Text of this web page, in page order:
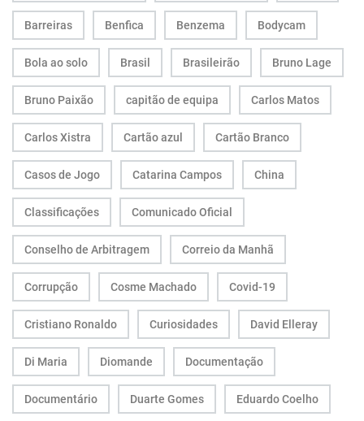
Barreiras Benfica Benzema Bodycam
Bola ao solo Brasil Brasileirão Bruno Lage
Bruno Paixão capitão de equipa Carlos Matos
Carlos Xistra Cartão azul Cartão Branco
Casos de Jogo Catarina Campos China
Classificações Comunicado Oficial
Conselho de Arbitragem Correio da Manhã
Corrupção Cosme Machado Covid-19
Cristiano Ronaldo Curiosidades David Elleray
Di Maria Diomande Documentação
Documentário Duarte Gomes Eduardo Coelho